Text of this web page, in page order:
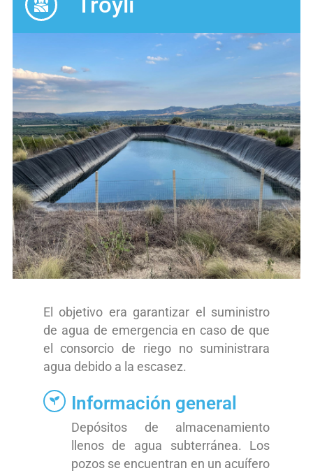
El objetivo era garantizar el suministro
de agua de emergencia en caso de que
el consorcio de riego no suministrara
agua debido a la escasez.
Información general
Depósitos de almacenamiento
llenos de agua subterránea. Los
pozos se encuentran en un acuífero